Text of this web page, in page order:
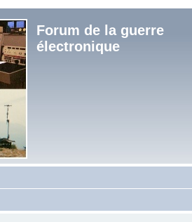
Forum de la guerre
électronique